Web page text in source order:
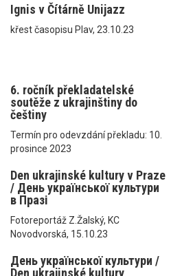
Ignis v Čítárně Unijazz
křest časopisu Plav, 23.10.23
6. ročník překladatelské
soutěže z ukrajinštiny do
češtiny
Termín pro odevzdání překladu: 10.
prosince 2023
Den ukrajinské kultury v Praze
/ День української культури
в Празі
Fotoreportáž Z.Žalský, KC
Novodvorská, 15.10.23
День української культури /
Den ukrajinské kultury